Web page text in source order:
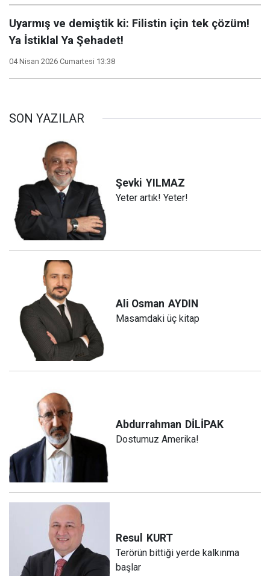
Uyarmış ve demiştik ki: Filistin için tek çözüm!
Ya İstiklal Ya Şehadet!
04 Nisan 2026 Cumartesi 13:38
SON YAZILAR
Şevki YILMAZ
Yeter artık! Yeter!
Ali Osman AYDIN
Masamdaki üç kitap
Abdurrahman DİLİPAK
Dostumuz Amerika!
Resul KURT
Terörün bittiği yerde kalkınma
başlar